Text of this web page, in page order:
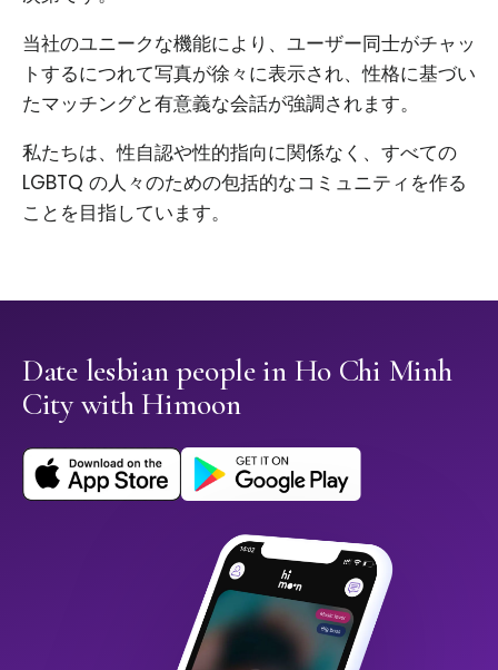
当社のユニークな機能により、ユーザー同士がチャッ
トするにつれて写真が徐々に表示され、性格に基づい
たマッチングと有意義な会話が強調されます。
私たちは、性自認や性的指向に関係なく、すべての
LGBTQ の人々のための包括的なコミュニティを作る
ことを目指しています。
Date lesbian people in Ho Chi Minh
City with Himoon